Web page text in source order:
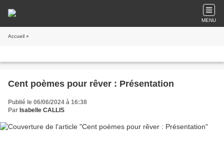
MENU
Accueil »
Cent poèmes pour rêver : Présentation
Publié le 06/06/2024 à 16:38
Par Isabelle CALLIS